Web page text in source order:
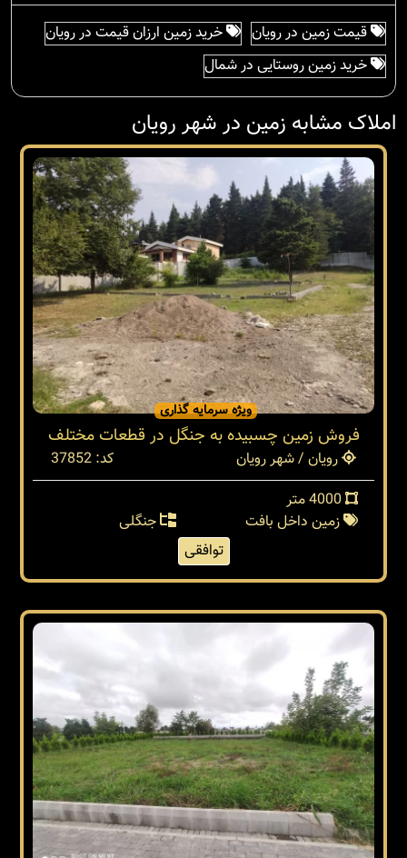
قیمت زمین در رویان
خرید زمین ارزان قیمت در رویان
خرید زمین روستایی در شمال
املاک مشابه زمین در شهر رویان
ویژه سرمایه گذاری
فروش زمین چسبیده به جنگل در قطعات مختلف
رویان / شهر رویان
کد: 37852
زمین داخل بافت
جنگلی
توافقی